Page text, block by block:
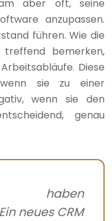
aber oft, seine
anzupassen.
führen. Wie die
treffend bemerken,
Diese
sie zu einer
wenn sie den
genau
haben
neues CRM